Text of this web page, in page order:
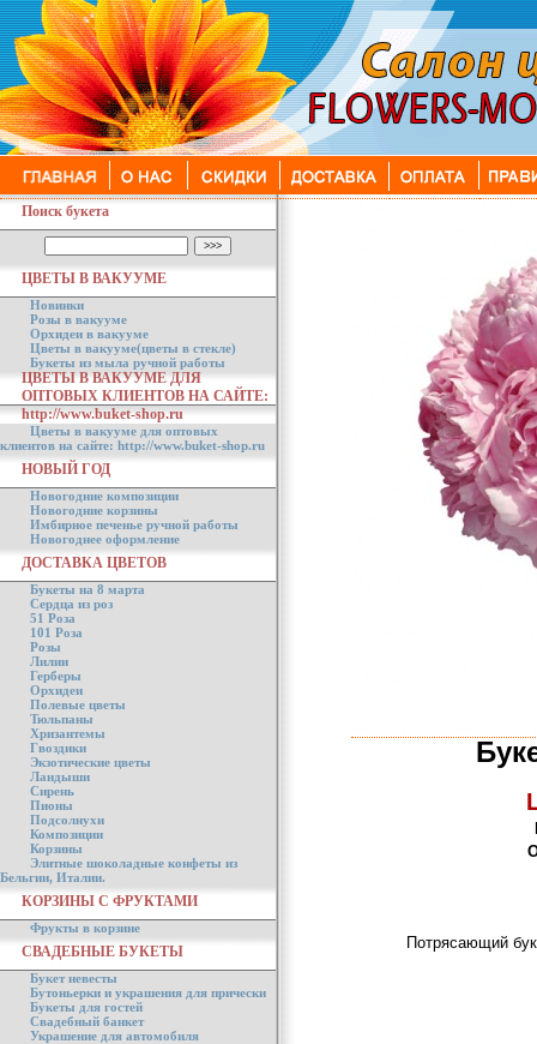
Поиск букета
ЦВЕТЫ В ВАКУУМЕ
Новинки
Розы в вакууме
Орхидеи в вакууме
Цветы в вакууме(цветы в стекле)
Букеты из мыла ручной работы
ЦВЕТЫ В ВАКУУМЕ ДЛЯ
ОПТОВЫХ КЛИЕНТОВ НА САЙТЕ:
http://www.buket-shop.ru
Цветы в вакууме для оптовых
клиентов на сайте: http://www.buket-shop.ru
НОВЫЙ ГОД
Новогодние композиции
Новогодние корзины
Имбирное печенье ручной работы
Новогоднее оформление
ДОСТАВКА ЦВЕТОВ
Букеты на 8 марта
Сердца из роз
51 Роза
101 Роза
Розы
Лилии
Герберы
Орхидеи
Полевые цветы
Тюльпаны
Хризантемы
Гвоздики
Экзотические цветы
Ландыши
Сирень
Пионы
Подсолнухи
Композиции
Корзины
Элитные шоколадные конфеты из
Бельгии, Италии.
КОРЗИНЫ С ФРУКТАМИ
Фрукты в корзине
СВАДЕБНЫЕ БУКЕТЫ
Букет невесты
Бутоньерки и украшения для прически
Букеты для гостей
Свадебный банкет
Украшение для автомобиля
Потрясающий